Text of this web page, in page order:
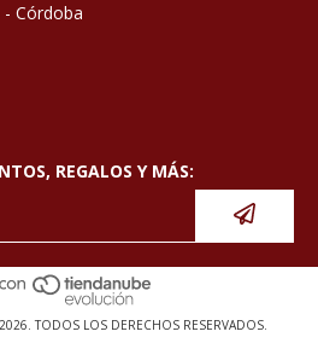
Córdoba
REGALOS Y MÁS:
TODOS LOS DERECHOS RESERVADOS.